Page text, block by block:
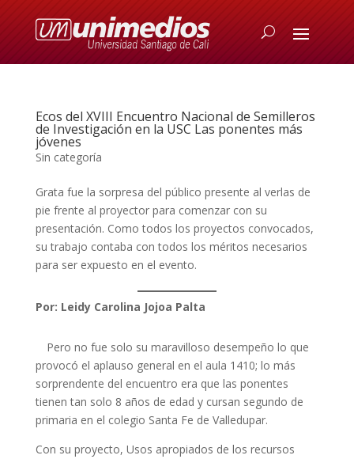
Ecos del XVIII Encuentro Nacional de Semilleros
de Investigación en la USC Las ponentes más
jóvenes
Sin categoría
Grata fue la sorpresa del público presente al verlas de
pie frente al proyector para comenzar con su
presentación. Como todos los proyectos convocados,
su trabajo contaba con todos los méritos necesarios
para ser expuesto en el evento.
Por: Leidy Carolina Jojoa Palta
Pero no fue solo su maravilloso desempeño lo que
provocó el aplauso general en el aula 1410; lo más
sorprendente del encuentro era que las ponentes
tienen tan solo 8 años de edad y cursan segundo de
primaria en el colegio Santa Fe de Valledupar.
Con su proyecto, Usos apropiados de los recursos